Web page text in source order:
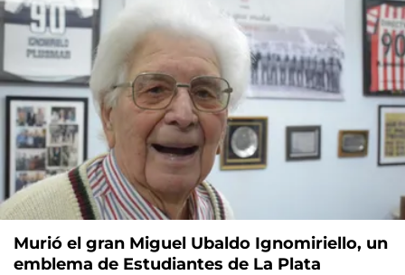
Murió el gran Miguel Ubaldo Ignomiriello, un
emblema de Estudiantes de La Plata